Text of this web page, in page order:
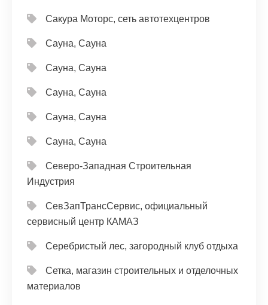
Сакура Моторс, сеть автотехцентров
Сауна, Сауна
Сауна, Сауна
Сауна, Сауна
Сауна, Сауна
Сауна, Сауна
Северо-Западная Строительная
Индустрия
СевЗапТрансСервис, официальный
сервисный центр КАМАЗ
Серебристый лес, загородный клуб отдыха
Сетка, магазин строительных и отделочных
материалов